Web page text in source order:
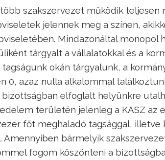
szakszervezet működik teljesen
jelennek meg a színen,
Mindazonáltal monopol
tárgyalt a vállalatokkal és a
okán tárgyalunk, a
0, azaz nulla alkalommal
elfoglalt helyünkre
területén jelenleg a KASZ az
főt meghaladó tagsággal, illetve
bármelyik
fogom köszönteni a